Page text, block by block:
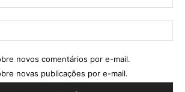
novos comentários por e-mail.
novas publicações por e-mail.